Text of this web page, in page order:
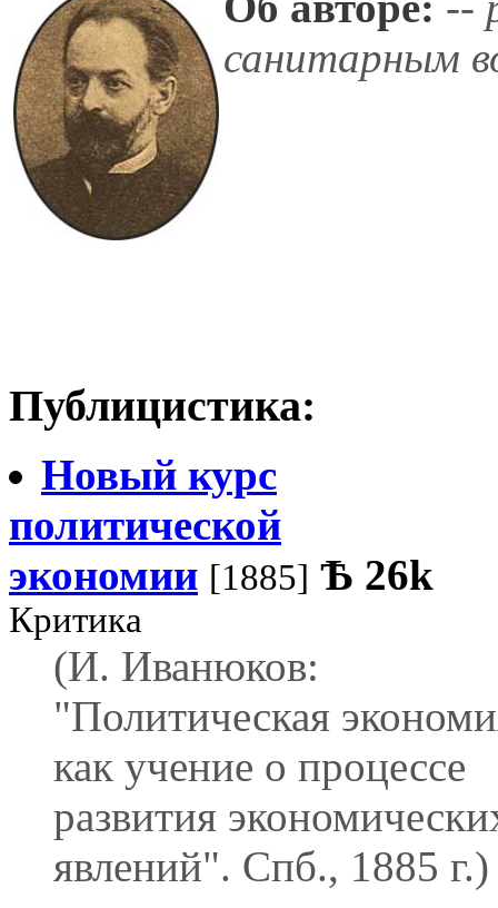
санитарным
Публицистика:
Новый курс
политической
экономии [1885] Ѣ 26k
Критика
(И. Иванюков:
"Политическая
как учение о процессе
развития
явлений". Спб., 1885 г.)